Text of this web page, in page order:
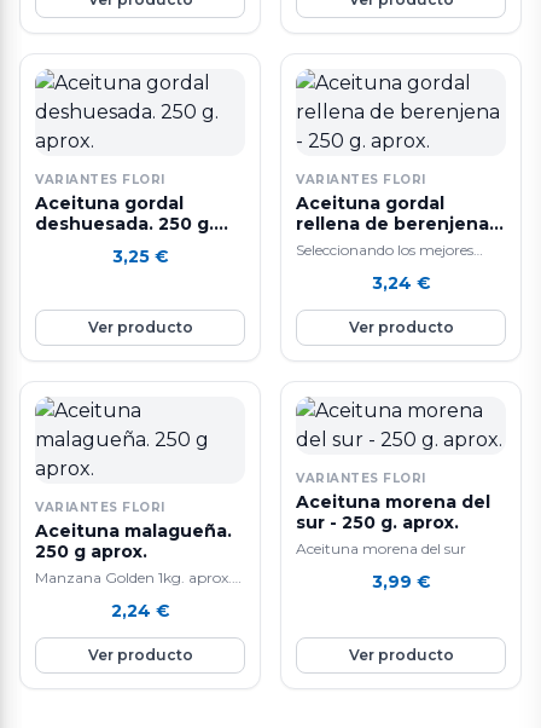
VARIANTES FLORI
Aceituna gordal
deshuesada. 250 g.
3,25 €
Ver producto
VARIANTES FLORI
Aceituna gordal
rellena de berenjena -
250 g. aprox.
Seleccionando los mejores
sistema de elaboración diaria
que hacen que nuestras…
3,24 €
Ver producto
VARIANTES FLORI
Aceituna malagueña.
250 g aprox.
Manzana Golden 1kg. aprox.
fruta nutritiva e hidratante ya
que está compuesta por agua
en un 85%, aporta vitamina E
y C, rica en fibra y en potasio.
2,24 €
Ver producto
VARIANTES FLORI
Aceituna morena del
sur - 250 g. aprox.
Aceituna morena del sur
3,99 €
Ver producto